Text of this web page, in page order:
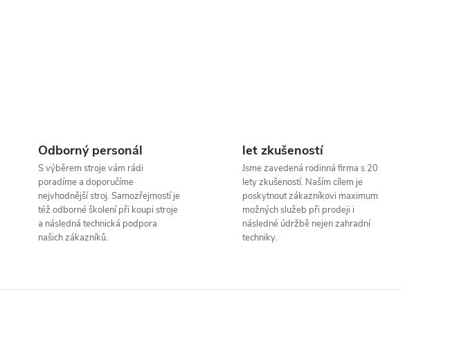
Odborný personál
S výběrem stroje vám rádi
poradíme a doporučíme
nejvhodnější stroj. Samozřejmostí je
též odborné školení při koupi stroje
a následná technická podpora
našich zákazníků.
let zkušeností
Jsme zavedená rodinná firma s 20
lety zkušeností. Naším cílem je
poskytnout zákazníkovi maximum
možných služeb při prodeji i
následné údržbě nejen zahradní
techniky.